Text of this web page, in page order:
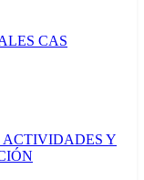
CAS
Y